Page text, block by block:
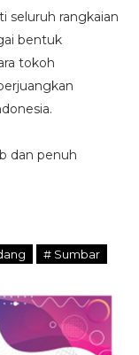
seluruh rangkaian
bentuk
tokoh
dan penuh
# Sumbar